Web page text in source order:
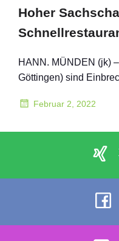
Hoher
HANN. MÜNDEN (jk)
Göttingen) sind
Februar 2, 2022